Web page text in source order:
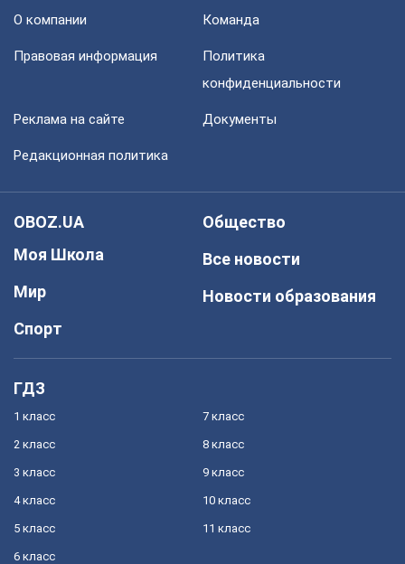
О компании Команда
Правовая информация
Политика
конфиденциальности
Реклама на сайте Документы
Редакционная политика
OBOZ.UA
Моя Школа
Мир
Спорт
Общество
Все новости
Новости образования
ГДЗ
1 класс
2 класс
3 класс
4 класс
5 класс
6 класс
7 класс
8 класс
9 класс
10 класс
11 класс